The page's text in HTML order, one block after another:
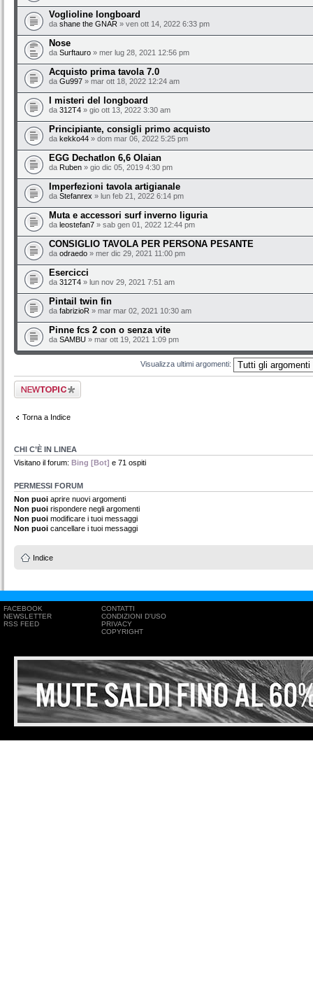
Voglioline longboard
da shane the GNAR » ven ott 14, 2022 6:33 pm
Nose
da Surftauro » mer lug 28, 2021 12:56 pm
Acquisto prima tavola 7.0
da Gu997 » mar ott 18, 2022 12:24 am
I misteri del longboard
da 312T4 » gio ott 13, 2022 3:30 am
Principiante, consigli primo acquisto
da kekko44 » dom mar 06, 2022 5:25 pm
EGG Dechatlon 6,6 Olaian
da Ruben » gio dic 05, 2019 4:30 pm
Imperfezioni tavola artigianale
da Stefanrex » lun feb 21, 2022 6:14 pm
Muta e accessori surf inverno liguria
da leostefan7 » sab gen 01, 2022 12:44 pm
CONSIGLIO TAVOLA PER PERSONA PESANTE
da odraedo » mer dic 29, 2021 11:00 pm
Esercicci
da 312T4 » lun nov 29, 2021 7:51 am
Pintail twin fin
da fabrizioR » mar mar 02, 2021 10:30 am
Pinne fcs 2 con o senza vite
da SAMBU » mar ott 19, 2021 1:09 pm
Visualizza ultimi argomenti:
Scrivi un nuovo
argomento
Torna a Indice
CHI C’È IN LINEA
Visitano il forum: Bing [Bot] e 71 ospiti
PERMESSI FORUM
Non puoi aprire nuovi argomenti
Non puoi rispondere negli argomenti
Non puoi modificare i tuoi messaggi
Non puoi cancellare i tuoi messaggi
Indice
FACEBOOK
NEWSLETTER
RSS FEED
CONTATTI
CONDIZIONI D'USO
PRIVACY
COPYRIGHT